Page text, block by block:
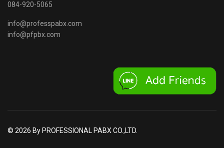
084-920-5065
info@professpabx.com
info@pfpbx.com
© 2026 By PROFESSIONAL PABX CO.,LTD.